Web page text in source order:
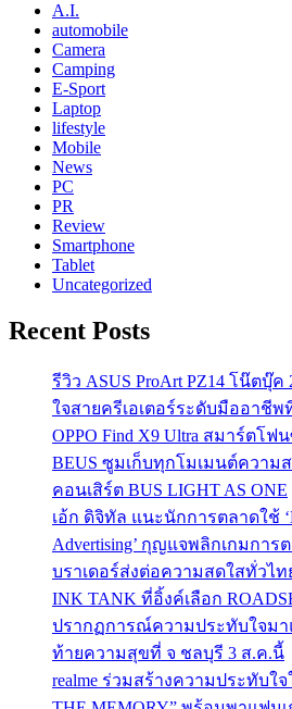
A.I.
automobile
Camera
Camping
E-Sport
Laptop
lifestyle
Mobile
News
PC
PR
Review
Smartphone
Tablet
Uncategorized
Recent Posts
รีวิว ASUS ProArt PZ14 โน๊ตบุ๊ค
ใจสายครีเอเตอร์ระดับมืออาชี
OPPO Find X9 Ultra สมาร์ตโ
BEUS ซูมเก็บทุกโมเมนต์ควา
คอนเสิร์ต BUS LIGHT AS ONE
เอ้ก ดิจิทัล แนะนักการตลาดใช้
Advertising’ กุญแจพลิกเกมการ
บราเดอร์ส่งต่อความสดใสทั่วไท
INK TANK ที่อิ้งค์เลือก
ปรากฏการณ์ความประทับใจมา
ท้ายความสุขที่ จ ชลบุรี 3 ส.ค.นี้
realme ร่วมสร้างความประทับใ